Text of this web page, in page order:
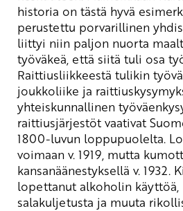
historia on tästä hyvä
perustettu porvarillinen
liittyi niin paljon nuorta
työväkeä, että siitä tuli osa
Raittiusliikkeestä tulikin
joukkoliike ja
yhteiskunnallinen
raittiusjärjestöt vaativat
1800-luvun loppupuolelta.
voimaan v. 1919, mutta
kansanäänestyksellä v. 1932.
lopettanut alkoholin käyttöä,
salakuljetusta ja muuta